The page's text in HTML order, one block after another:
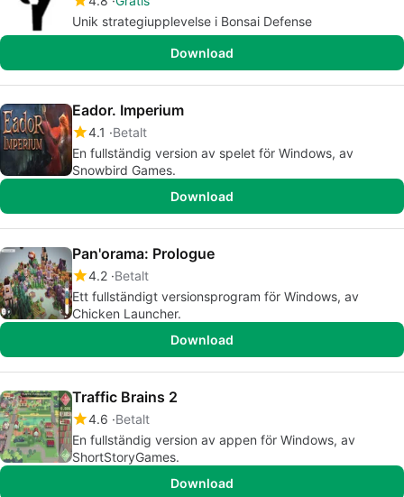
Unik strategiupplevelse i Bonsai Defense
Download
Eador. Imperium
4.1
Betalt
En fullständig version av spelet för Windows, av
Snowbird Games.
Download
Pan'orama: Prologue
4.2 Betalt
Ett fullständigt versionsprogram för Windows, av
Chicken Launcher.
Download
Traffic Brains 2
4.6 Betalt
En fullständig version av appen för Windows, av
ShortStoryGames.
Download